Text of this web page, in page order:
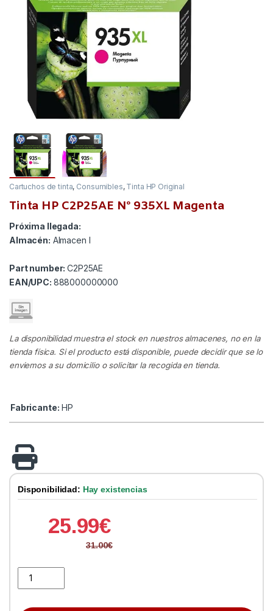
Cartuchos de tinta, Consumibles, Tinta HP Original
Tinta HP C2P25AE Nº 935XL Magenta
Próxima llegada:
Almacén: Almacen I
Part number:C2P25AE
EAN/UPC: 888000000000
La disponibilidad muestra el stock en nuestros almacenes, no en la
tienda física. Si el producto está disponible, puede decidir que se lo
enviemos a su domicilio o solicitar la recogida en tienda.
Fabricante: HP
Disponibilidad: Hay existencias
25.99€
31.00€